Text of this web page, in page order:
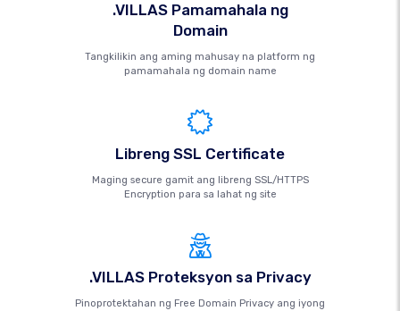
.VILLAS Pamamahala ng
Domain
Tangkilikin ang aming mahusay na platform ng
pamamahala ng domain name
Libreng SSL Certificate
Maging secure gamit ang libreng SSL/HTTPS
Encryption para sa lahat ng site
.VILLAS Proteksyon sa Privacy
Pinoprotektahan ng Free Domain Privacy ang iyong